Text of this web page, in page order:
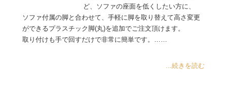
ど、ソファの座面を低くしたい方に、
ソファ付属の脚と合わせて、手軽に脚を取り替えて高さ変更
ができるプラスチック脚(丸)を追加でご注文頂けます。
取り付けも手で回すだけで非常に簡単です。……
...続きを読む